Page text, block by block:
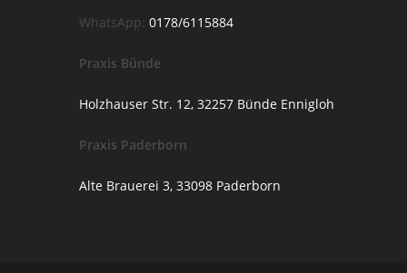
WhatsApp: 0178/6115884
Praxis Bünde
Holzhauser Str. 12, 32257 Bünde Ennigloh
Praxis Paderborn
Alte Brauerei 3, 33098 Paderborn